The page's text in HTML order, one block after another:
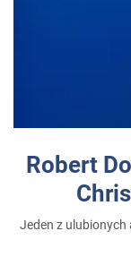
Robert
Jeden z ulubionych